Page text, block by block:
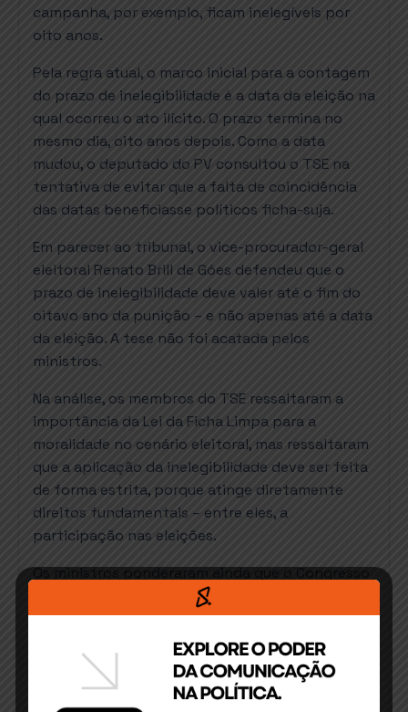
campanha, por exemplo, ficam inelegíveis por
oito anos.
Pela regra atual, o marco inicial para a contagem
do prazo de inelegibilidade é a data da eleição na
qual ocorreu o ato ilícito. O prazo termina no
mesmo dia, oito anos depois. Como a data
mudou, o deputado do PV consultou o TSE na
tentativa de evitar que a falta de coincidência
das datas beneficiasse políticos ficha-suja.
Em parecer ao tribunal, o vice-procurador-geral
eleitoral Renato Brill de Góes defendeu que o
prazo de inelegibilidade deve valer até o fim do
oitavo ano da punição – e não apenas até a data
da eleição. A tese não foi acatada pelos
ministros.
Na análise, os membros do TSE ressaltaram a
importância da Lei da Ficha Limpa para a
moralidade no cenário eleitoral, mas ressaltaram
que a aplicação da inelegibilidade deve ser feita
de forma estrita, porque atinge diretamente
direitos fundamentais – entre eles, a
participação nas eleições.
Os ministros ponderaram ainda que o Congresso
não analisou o tema na emenda que alterou a
data da eleição. Por isso, na avaliação do TSE, a
regra não poderia ser definida apenas em um
entendimento da corte.
A decisão diverge do entendimento do